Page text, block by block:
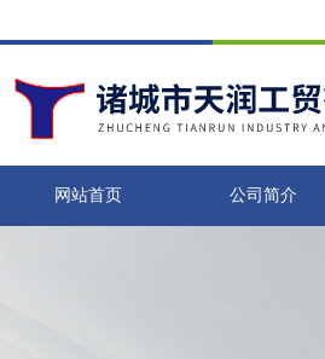
网站首页 公司简介